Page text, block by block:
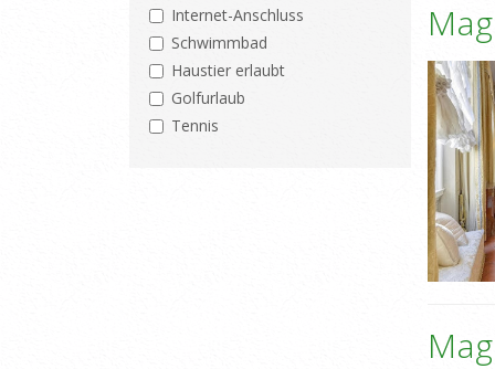
Internet-Anschluss
Schwimmbad
Haustier erlaubt
Golfurlaub
Tennis